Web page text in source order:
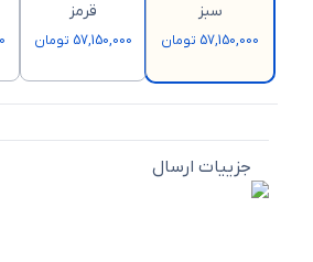
سبز
57,150,000 تومان
قرمز
57,150,000 تومان
جزییات ارسال